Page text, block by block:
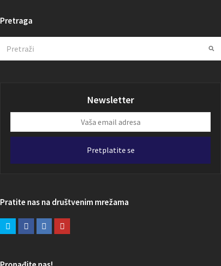
Pretraga
Newsletter
email
Pretplatite se
Pratite nas na društvenim mrežama